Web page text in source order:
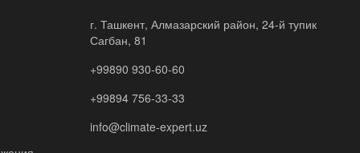
г. Ташкент, Алмазарский район, 24-й тупик
Сагбан, 81
+99890 930-60-60
+99894 756-33-33
info@climate-expert.uz